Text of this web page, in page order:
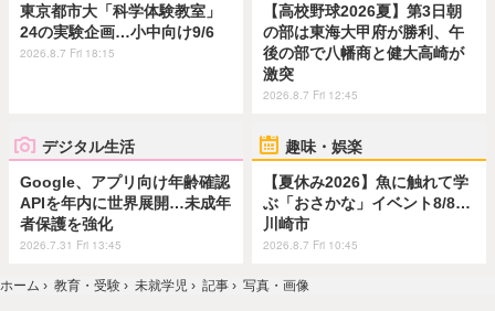
東京都市大「科学体験教室」
24の実験企画…小中向け9/6
2026.8.7 Fri 18:15
【高校野球2026夏】第3日朝
の部は東海大甲府が勝利、午
後の部で八幡商と健大高崎が
激突
2026.8.7 Fri 12:45
デジタル生活
Google、アプリ向け年齢確認
APIを年内に世界展開…未成年
者保護を強化
2026.7.31 Fri 13:45
趣味・娯楽
【夏休み2026】魚に触れて学
ぶ「おさかな」イベント8/8…
川崎市
2026.8.7 Fri 10:45
ホーム › 教育・受験 › 未就学児 › 記事 › 写真・画像